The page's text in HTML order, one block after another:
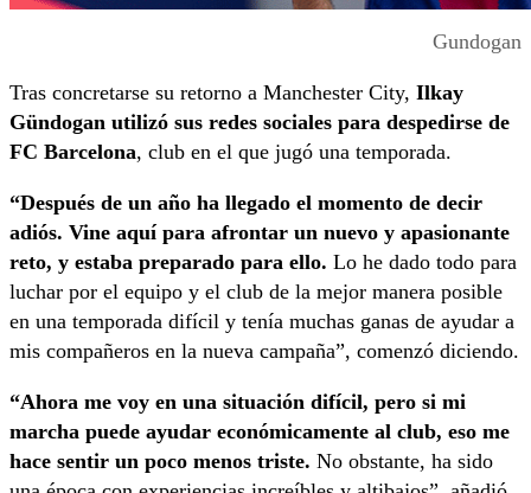
Gundogan
Tras concretarse su retorno a Manchester City, Ilkay
Gündogan utilizó sus redes sociales para despedirse de
FC Barcelona, club en el que jugó una temporada.
“Después de un año ha llegado el momento de decir
adiós. Vine aquí para afrontar un nuevo y apasionante
reto, y estaba preparado para ello. Lo he dado todo para
luchar por el equipo y el club de la mejor manera posible
en una temporada difícil y tenía muchas ganas de ayudar a
mis compañeros en la nueva campaña”, comenzó diciendo.
“Ahora me voy en una situación difícil, pero si mi
marcha puede ayudar económicamente al club, eso me
hace sentir un poco menos triste. No obstante, ha sido